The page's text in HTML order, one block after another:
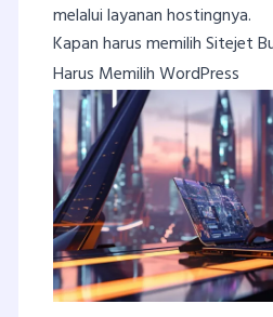
melalui layanan hostingnya.
Kapan harus memilih Sitejet
Harus Memilih WordPress